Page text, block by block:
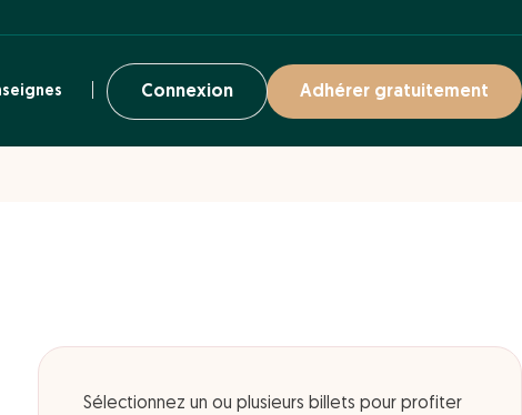
Connexion Adhérer gratuitement
Sélectionnez un ou plusieurs billets pour profiter